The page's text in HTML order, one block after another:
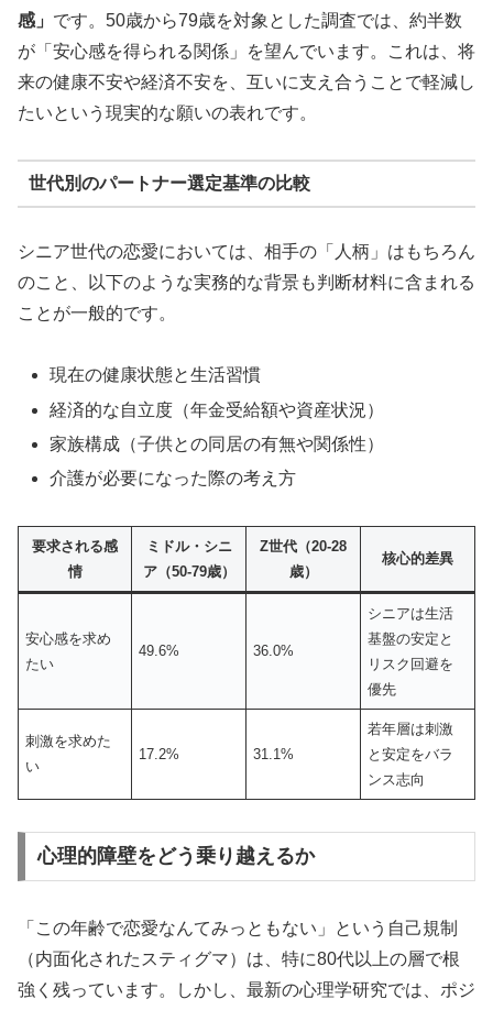
感」 です。50歳から79歳を対象とした調査では、約半数
が「安心感を得られる関係」を望んでいます。これは、将
来の健康不安や経済不安を、互いに支え合うことで軽減し
たいという現実的な願いの表れです。
世代別のパートナー選定基準の比較
シニア世代の恋愛においては、相手の「人柄」はもちろん
のこと、以下のような実務的な背景も判断材料に含まれる
ことが一般的です。
現在の健康状態と生活習慣
経済的な自立度（年金受給額や資産状況）
家族構成（子供との同居の有無や関係性）
介護が必要になった際の考え方
要求される感
情
ミドル・シニ
ア（50-79歳）
Z世代（20-28
歳）
核心的差異
安心感を求め
たい
49.6% 36.0%
シニアは生活
基盤の安定と
リスク回避を
優先
刺激を求めた
い
17.2% 31.1%
若年層は刺激
と安定をバラ
ンス志向
心理的障壁をどう乗り越えるか
「この年齢で恋愛なんてみっともない」という自己規制
（内面化されたスティグマ）は、特に80代以上の層で根
強く残っています。しかし、最新の心理学研究では、ポジ